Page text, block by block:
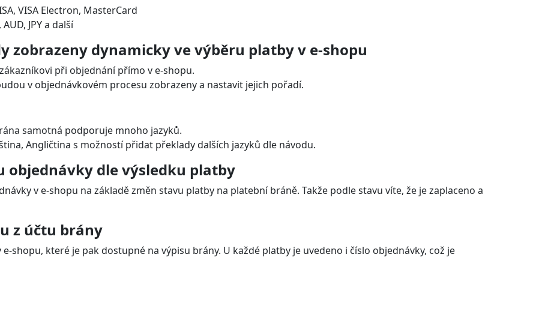
VISA Electron, MasterCard
JPY a další
zobrazeny dynamicky ve výběru platby v e-shopu
při objednání přímo v e-shopu.
v objednávkovém procesu zobrazeny a nastavit jejich pořadí.
samotná podporuje mnoho jazyků.
Angličtina s možností přidat překlady dalších jazyků dle návodu.
objednávky dle výsledku platby
v e-shopu na základě změn stavu platby na platební bráně. Takže podle stavu víte, že je zaplaceno a
z účtu brány
shopu, které je pak dostupné na výpisu brány. U každé platby je uvedeno i číslo objednávky, což je